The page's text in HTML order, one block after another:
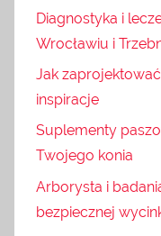
Diagnostyka i
Wrocławiu i
Jak
inspiracje
Suplementy
Twojego konia
Arborysta i
bezpiecznej